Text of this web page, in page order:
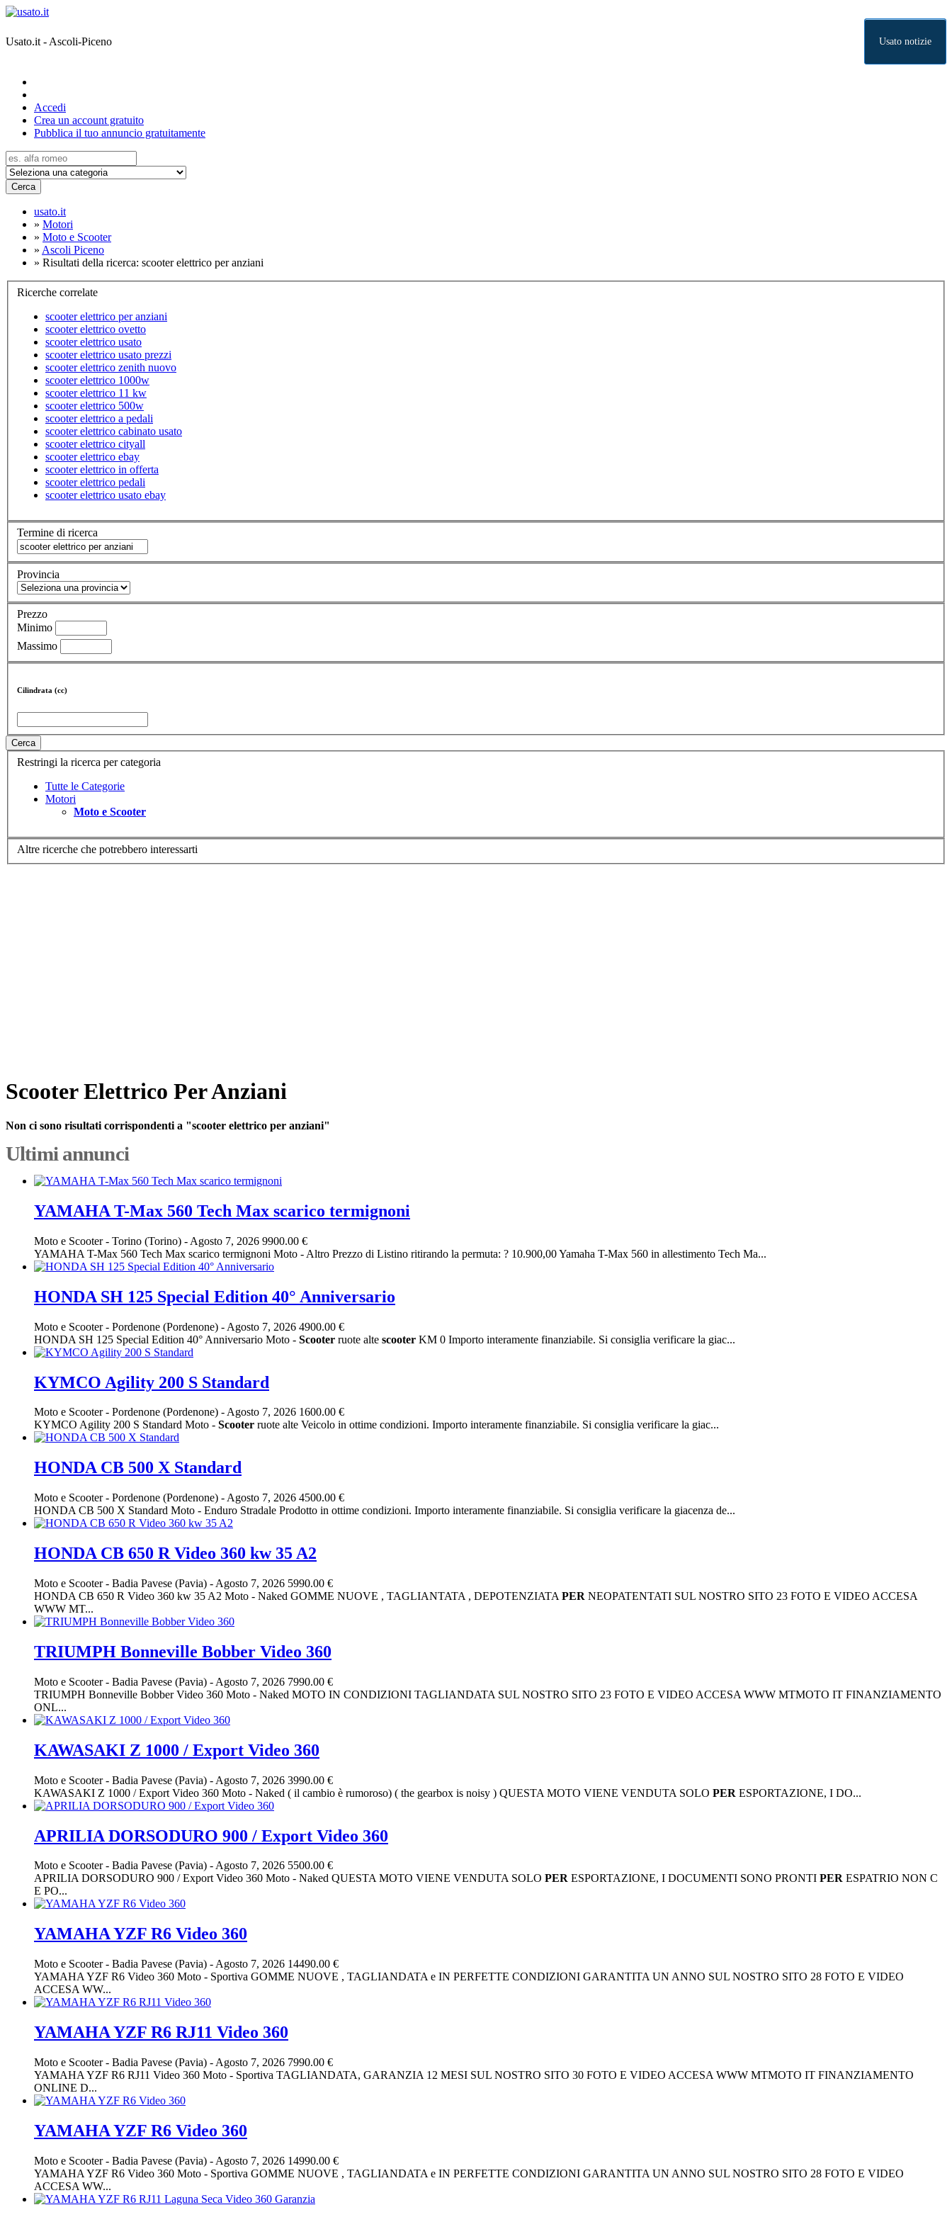
Usato.it - Ascoli-Piceno Usato notizie
Accedi
Crea un account gratuito
Pubblica il tuo annuncio gratuitamente
Cerca
usato.it
» Motori
» Moto e Scooter
» Ascoli Piceno
» Risultati della ricerca: scooter elettrico per anziani
Ricerche correlate
scooter elettrico per anziani
scooter elettrico ovetto
scooter elettrico usato
scooter elettrico usato prezzi
scooter elettrico zenith nuovo
scooter elettrico 1000w
scooter elettrico 11 kw
scooter elettrico 500w
scooter elettrico a pedali
scooter elettrico cabinato usato
scooter elettrico cityall
scooter elettrico ebay
scooter elettrico in offerta
scooter elettrico pedali
scooter elettrico usato ebay
Termine di ricerca
Provincia
Prezzo
Minimo
Massimo
Cilindrata (cc)
Cerca
Restringi la ricerca per categoria
Tutte le Categorie
Motori
Moto e Scooter
Altre ricerche che potrebbero interessarti
Scooter Elettrico Per Anziani
Non ci sono risultati corrispondenti a "scooter elettrico per anziani"
Ultimi annunci
YAMAHA T-Max 560 Tech Max scarico termignoni
Moto e Scooter- Torino (Torino) - Agosto 7, 2026 9900.00 €
YAMAHA T-Max 560 Tech Max scarico termignoni Moto - Altro Prezzo di Listino ritirando la permuta: ? 10.900,00 Yamaha T-Max 560 in allestimento Tech Ma...
HONDA SH 125 Special Edition 40° Anniversario
Moto e Scooter- Pordenone (Pordenone) - Agosto 7, 2026 4900.00 €
HONDA SH 125 Special Edition 40° Anniversario Moto - Scooter ruote alte scooter KM 0 Importo interamente finanziabile. Si consiglia verificare la giac...
KYMCO Agility 200 S Standard
Moto e Scooter- Pordenone (Pordenone) -Agosto 7, 2026 1600.00 €
KYMCO Agility 200 S Standard Moto - Scooter ruote alte Veicolo in ottime condizioni. Importo interamente finanziabile. Si consiglia verificare la giac...
HONDA CB 500 X Standard
Moto e Scooter- Pordenone (Pordenone) - Agosto 7, 2026 4500.00 €
HONDA CB 500 X Standard Moto - Enduro Stradale Prodotto in ottime condizioni. Importo interamente finanziabile. Si consiglia verificare la giacenza de...
HONDA CB 650 R Video 360 kw 35 A2
Moto e Scooter- Badia Pavese (Pavia) - Agosto 7, 2026 5990.00 €
HONDA CB 650 R Video 360 kw 35 A2 Moto - Naked GOMME NUOVE , TAGLIANTATA , DEPOTENZIATA PER NEOPATENTATI SUL NOSTRO SITO 23 FOTO E VIDEO ACCESA
WWW MT...
TRIUMPH Bonneville Bobber Video 360
Moto e Scooter- Badia Pavese (Pavia) - Agosto 7, 2026 7990.00 €
TRIUMPH Bonneville Bobber Video 360 Moto - Naked MOTO IN CONDIZIONI TAGLIANDATA SUL NOSTRO SITO 23 FOTO E VIDEO ACCESA WWW MTMOTO IT FINANZIAMENTO
ONL...
KAWASAKI Z 1000 / Export Video 360
Moto e Scooter- Badia Pavese (Pavia) - Agosto 7, 2026 3990.00 €
KAWASAKI Z 1000 / Export Video 360 Moto - Naked ( il cambio è rumoroso) ( the gearbox is noisy ) QUESTA MOTO VIENE VENDUTA SOLO PER ESPORTAZIONE, I DO...
APRILIA DORSODURO 900 / Export Video 360
Moto e Scooter- Badia Pavese (Pavia) -Agosto 7, 2026 5500.00 €
APRILIA DORSODURO 900 / Export Video 360 Moto - Naked QUESTA MOTO VIENE VENDUTA SOLO PER ESPORTAZIONE, I DOCUMENTI SONO PRONTI PER ESPATRIO NON C
E PO...
YAMAHA YZF R6 Video 360
Moto e Scooter- Badia Pavese (Pavia) - Agosto 7, 2026 14490.00 €
YAMAHA YZF R6 Video 360 Moto - Sportiva GOMME NUOVE , TAGLIANDATA e IN PERFETTE CONDIZIONI GARANTITA UN ANNO SUL NOSTRO SITO 28 FOTO E VIDEO
ACCESA WW...
YAMAHA YZF R6 RJ11 Video 360
Moto e Scooter- Badia Pavese (Pavia) - Agosto 7, 2026 7990.00 €
YAMAHA YZF R6 RJ11 Video 360 Moto - Sportiva TAGLIANDATA, GARANZIA 12 MESI SUL NOSTRO SITO 30 FOTO E VIDEO ACCESA WWW MTMOTO IT FINANZIAMENTO
ONLINE D...
YAMAHA YZF R6 Video 360
Moto e Scooter- Badia Pavese (Pavia) - Agosto 7, 2026 14990.00 €
YAMAHA YZF R6 Video 360 Moto - Sportiva GOMME NUOVE , TAGLIANDATA e IN PERFETTE CONDIZIONI GARANTITA UN ANNO SUL NOSTRO SITO 28 FOTO E VIDEO
ACCESA WW...